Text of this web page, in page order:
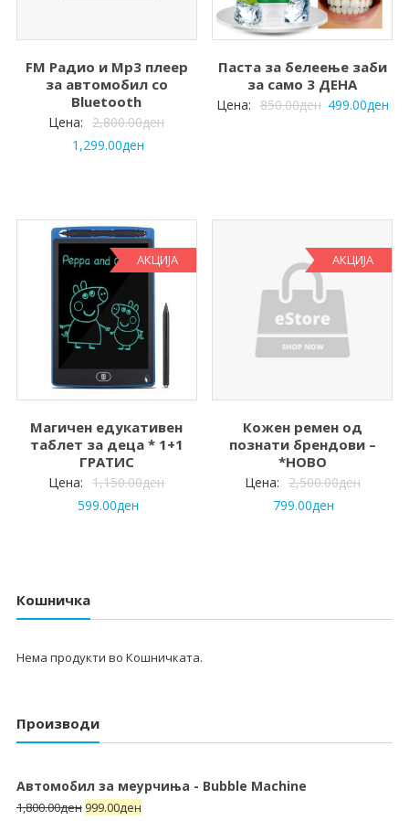
FM Радио и Mp3 плеер
за автомобил со
Bluetooth
Цена: 2,800.00ден
1,299.00ден
Паста за белеење заби
за само 3 ДЕНА
Цена: 850.00ден 499.00ден
АКЦИЈА
Магичен едукативен
таблет за деца * 1+1
ГРАТИС
Цена: 1,150.00ден
599.00ден
АКЦИЈА
Кожен ремен од
познати брендови –
*НОВО
Цена: 2,500.00ден
799.00ден
Кошничка
Нема продукти во Кошничката.
Производи
Автомобил за меурчиња - Bubble Machine
1,800.00ден 999.00ден